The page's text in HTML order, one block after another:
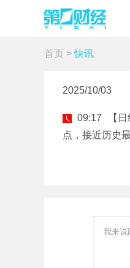
首页 >快讯
2025/10/03
09:17
【
点，接近历史